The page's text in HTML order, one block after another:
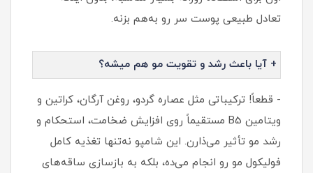
تعادل طبیعی پوست سر رو به‌هم بزنه.
+ آیا باعث رشد و تقویت مو هم میشه؟
- قطعاً! ترکیباتی مثل عصاره گردو، روغن آرگان، کراتین و
ویتامین B5 مستقیماً روی افزایش ضخامت، استحکام و
رشد مو تأثیر می‌ذارن. این شامپو نه‌تنها تغذیه کامل
فولیکول مو رو انجام می‌ده، بلکه به بازسازی ساقه‌های